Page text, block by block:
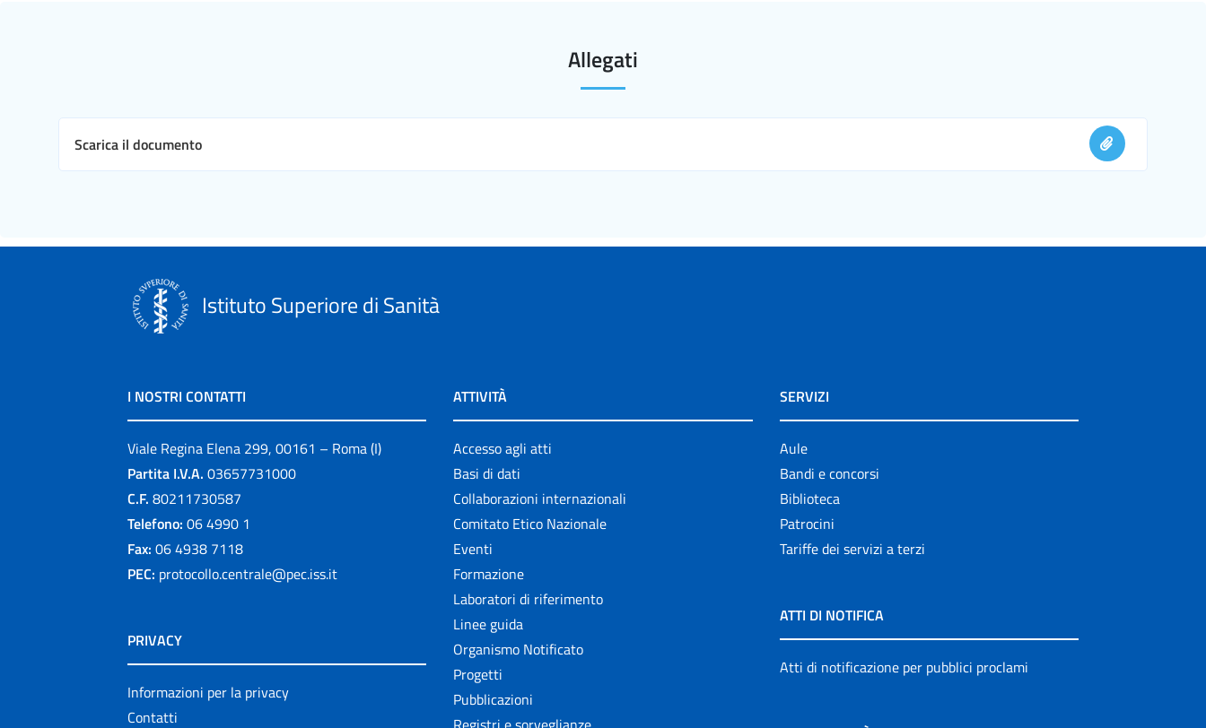
Allegati
Scarica il documento
Istituto Superiore di Sanità
I NOSTRI CONTATTI
Viale Regina Elena 299, 00161 – Roma (I)
Partita I.V.A. 03657731000
C.F. 80211730587
Telefono: 06 4990 1
Fax: 06 4938 7118
PEC: protocollo.centrale@pec.iss.it
PRIVACY
Informazioni per la privacy
Contatti
ATTIVITÀ
Accesso agli atti
Basi di dati
Collaborazioni internazionali
Comitato Etico Nazionale
Eventi
Formazione
Laboratori di riferimento
Linee guida
Organismo Notificato
Progetti
Pubblicazioni
SERVIZI
Aule
Bandi e concorsi
Biblioteca
Patrocini
Tariffe dei servizi a terzi
ATTI DI NOTIFICA
Atti di notificazione per pubblici proclami